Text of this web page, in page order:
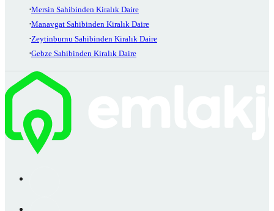
Mersin Sahibinden Kiralık Daire
Manavgat Sahibinden Kiralık Daire
Zeytinburnu Sahibinden Kiralık Daire
Gebze Sahibinden Kiralık Daire